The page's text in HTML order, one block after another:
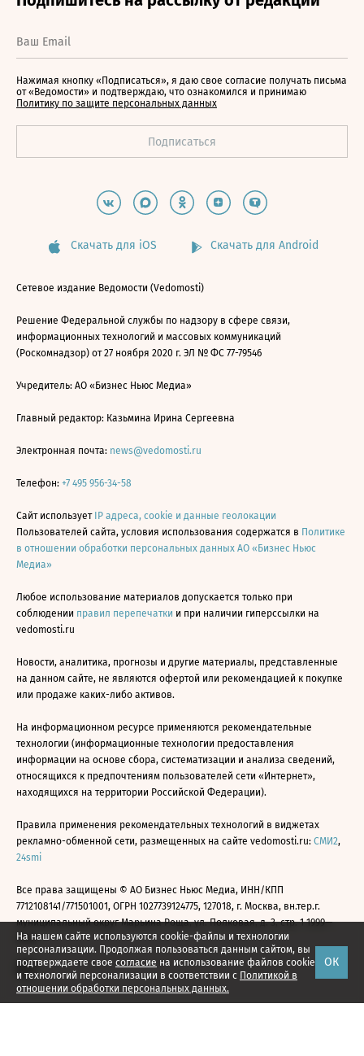
На нашем сайте используются cookie-файлы и технологии
персонализации. Продолжая пользоваться данным сайтом, вы
подтверждаете свое согласие на использование файлов cookie
и технологий персонализации в соответствии с Политикой в
отношении обработки персональных данных.
ОК
Нажимая кнопку «Подписаться», я даю свое согласие получать письма
от «Ведомости» и подтверждаю, что ознакомился и принимаю
Политику по защите персональных данных
Скачать для iOS Скачать для Android
Сетевое издание Ведомости (Vedomosti)
Решение Федеральной службы по надзору в сфере связи,
информационных технологий и массовых коммуникаций
(Роскомнадзор) от 27 ноября 2020 г. ЭЛ № ФС 77-79546
Учредитель: АО «Бизнес Ньюс Медиа»
Главный редактор: Казьмина Ирина Сергеевна
Электронная почта: news@vedomosti.ru
Телефон: +7 495 956-34-58
Сайт использует IP адреса, cookie и данные геолокации
Пользователей сайта, условия использования содержатся в Политике
в отношении обработки персональных данных АО «Бизнес Ньюс
Медиа»
Любое использование материалов допускается только при
соблюдении правил перепечатки и при наличии гиперссылки на
vedomosti.ru
Новости, аналитика, прогнозы и другие материалы, представленные
на данном сайте, не являются офертой или рекомендацией к покупке
или продаже каких-либо активов.
На информационном ресурсе применяются рекомендательные
технологии (информационные технологии предоставления
информации на основе сбора, систематизации и анализа сведений,
относящихся к предпочтениям пользователей сети «Интернет»,
находящихся на территории Российской Федерации).
Правила применения рекомендательных технологий в виджетах
рекламно-обменной сети, размещенных на сайте vedomosti.ru: СМИ2,
24smi
Все права защищены © АО Бизнес Ньюс Медиа, ИНН/КПП
7712108141/771501001, ОГРН 1027739124775, 127018, г. Москва, вн.тер.г.
муниципальный округ Марьина Роща, ул. Полковая, д. 3, стр. 1 1999—
2026